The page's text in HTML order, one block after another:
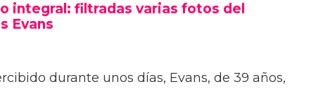
integral: filtradas varias fotos del
Evans
durante unos días, Evans, de 39 años,